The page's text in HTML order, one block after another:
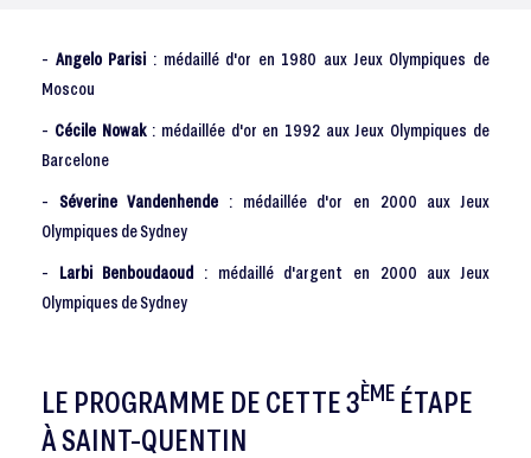
- Angelo Parisi : médaillé d'or en 1980 aux Jeux Olympiques de
Moscou
- Cécile Nowak: médaillée d'or en 1992 aux Jeux Olympiques de
Barcelone
- Séverine Vandenhende : médaillée d'or en 2000 aux Jeux
Olympiques de Sydney
- Larbi Benboudaoud : médaillé d'argent en 2000 aux Jeux
Olympiques de Sydney
LE PROGRAMME DE CETTE 3ÈME ÉTAPE
À SAINT-QUENTIN